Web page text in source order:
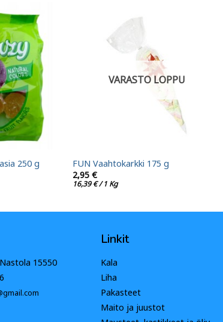
250 g
VARASTO LOPPU
FUN Vaahtokarkki 175 g
2,95€
16,39€/ 1 Kg
15550
Linkit
Kala
Liha
Pakasteet
Maito ja juustot